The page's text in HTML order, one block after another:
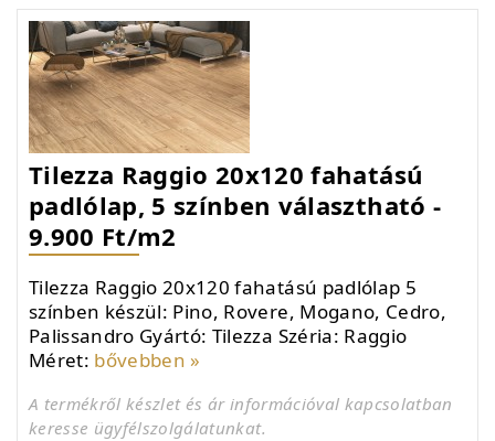
Tilezza Raggio 20x120 fahatású
padlólap, 5 színben választható -
9.900 Ft/m2
Tilezza Raggio 20x120 fahatású padlólap 5
színben készül: Pino, Rovere, Mogano, Cedro,
Palissandro Gyártó: Tilezza Széria: Raggio
Méret: bővebben »
A termékről készlet és ár információval kapcsolatban
keresse ügyfélszolgálatunkat.